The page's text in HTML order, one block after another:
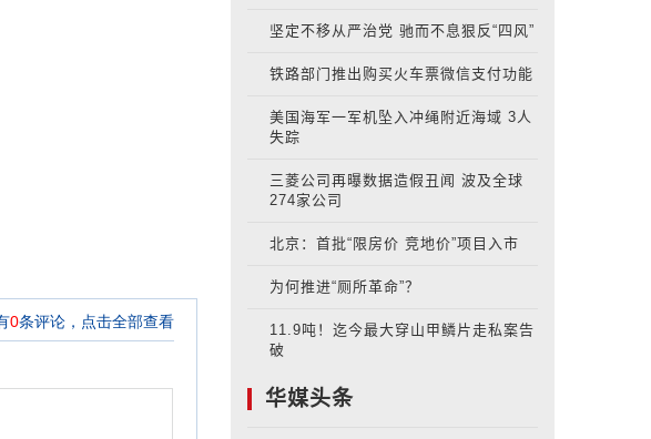
坚定不移从严治党 驰而不息狠反“四风”
铁路部门推出购买火车票微信支付功能
美国海军一军机坠入冲绳附近海域 3人
失踪
三菱公司再曝数据造假丑闻 波及全球
274家公司
北京：首批“限房价 竞地价”项目入市
为何推进“厕所革命”？
11.9吨！迄今最大穿山甲鳞片走私案告
破
华媒头条